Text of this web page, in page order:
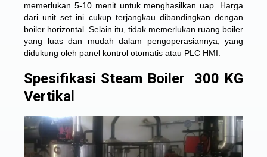
memerlukan 5-10 menit untuk menghasilkan uap. Harga
dari unit set ini cukup terjangkau dibandingkan dengan
boiler horizontal. Selain itu, tidak memerlukan ruang boiler
yang luas dan mudah dalam pengoperasiannya, yang
didukung oleh panel kontrol otomatis atau PLC HMI.
Spesifikasi Steam Boiler 300 KG
Vertikal